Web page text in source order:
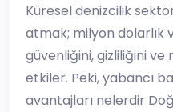
​Küresel denizcilik
atmak; milyon dolarlık
güvenliğini, gizliliğini
etkiler. Peki, yabancı
avantajları nelerdir